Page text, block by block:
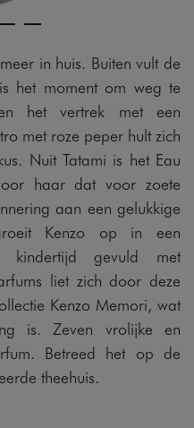
in huis. Buiten vult de
het moment om weg te
het vertrek met een
met roze peper hult zich
Nuit Tatami is het Eau
haar dat voor zoete
aan een gelukkige
Kenzo op in een
kindertijd gevuld met
liet zich door deze
Kenzo Memori, wat
is. Zeven vrolijke en
Betreed het op de
theehuis.